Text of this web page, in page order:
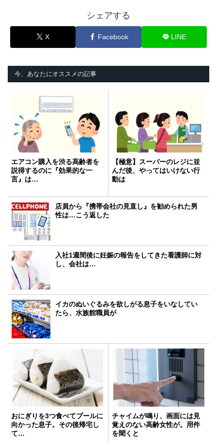
シェアする
X Facebook LINE
今、あなたにオススメの記事
エアコン購入を渋る高齢者を
説得するのに『効果的な一
言』は…
【極意】スーパーのレジに並
んだ後、やってはいけない行
動は
店員から『携帯会社の見直し』を勧められた男
性は…こう返した
入社1週間後に妊娠の報告をしてきた看護師に対
し、会社は…
イカのぬいぐるみを欲しがる息子をいなしてい
たら、水族館職員が
おにぎりを3つ食べてプールに
向かった息子。その後帰宅し
て…
チャイムが鳴り、画面には見
覚えのない高齢女性が。用件
を聞くと